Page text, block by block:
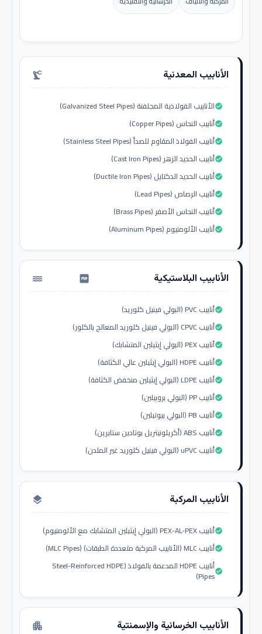
الأنابيب المعدنية precision_manufacturing
الأنابيب الفولاذية المجلفنة (Galvanized Steel Pipes)check_circle
أنابيب النحاس (Copper Pipes)check_circle
أنابيب الفولاذ المقاوم للصدأ (Stainless Steel Pipes)check_circle
أنابيب الحديد الزهر (Cast Iron Pipes)check_circle
أنابيب الحديد الدكتايل (Ductile Iron Pipes)check_circle
أنابيب الرصاص (Lead Pipes)check_circle
أنابيب النحاس الأصفر (Brass Pipes)check_circle
أنابيب الألومنيوم (Aluminum Pipes)check_circle
الأنابيب البلاستيكية water_pump
أنابيب PVC (البولي فينيل كلوريد)check_circle
أنابيب CPVC (البولي فينيل كلوريد المعالج بالكلور)check_circle
أنابيب PEX (البولي إيثيلين المتشابك)check_circle
أنابيب HDPE (البولي إيثيلين عالي الكثافة)check_circle
أنابيب LDPE (البولي إيثيلين منخفض الكثافة)check_circle
أنابيب PP (البولي بروبيلين)check_circle
أنابيب PB (البولي بيوتيلين)check_circle
أنابيب ABS (أكريلونيتريل بوتادين ستايرين)check_circle
أنابيب uPVC (البولي فينيل كلوريد غير الملدن)check_circle
الأنابيب المركبة layers
أنابيب PEX-AL-PEX (البولي إيثيلين المتشابك مع الألومنيوم)check_circle
أنابيب MLC (الأنابيب المركبة متعددة الطبقات) (MLC Pipes)check_circle
أنابيب HDPE المدعمة بالفولاذ (Steel-Reinforced HDPE
Pipes)check_circle
الأنابيب الخرسانية والإسمنتية apartment